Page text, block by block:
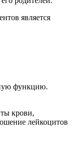
является
функцию.
крови,
лейкоцитов